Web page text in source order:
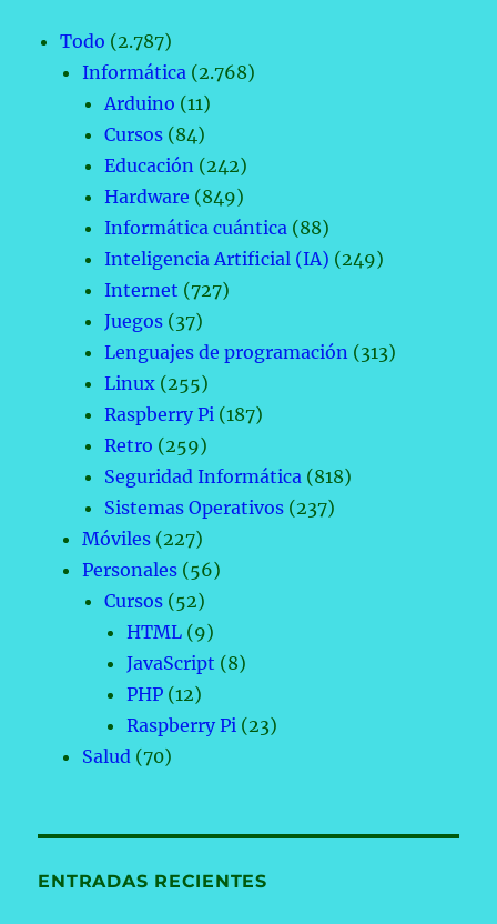
Todo (2.787)
Informática (2.768)
Arduino (11)
Cursos (84)
Educación (242)
Hardware (849)
Informática cuántica (88)
Inteligencia Artificial (IA) (249)
Internet (727)
Juegos (37)
Lenguajes de programación (313)
Linux (255)
Raspberry Pi (187)
Retro (259)
Seguridad Informática (818)
Sistemas Operativos (237)
Móviles (227)
Personales (56)
Cursos (52)
HTML (9)
JavaScript (8)
PHP (12)
Raspberry Pi (23)
Salud (70)
ENTRADAS RECIENTES